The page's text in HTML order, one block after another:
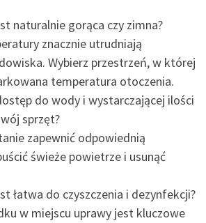
naturalnie gorąca czy zimna?
znacznie utrudniają
Wybierz przestrzeń, w której
temperatura otoczenia.
do wody i wystarczającej ilości
sprzęt?
zapewnić odpowiednią
świeże powietrze i usunąć
łatwa do czyszczenia i dezynfekcji?
w miejscu uprawy jest kluczowe